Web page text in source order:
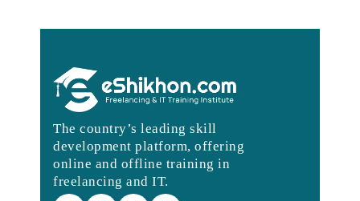
The country’s leading skill
development platform, offering
online and offline training in
freelancing and IT.